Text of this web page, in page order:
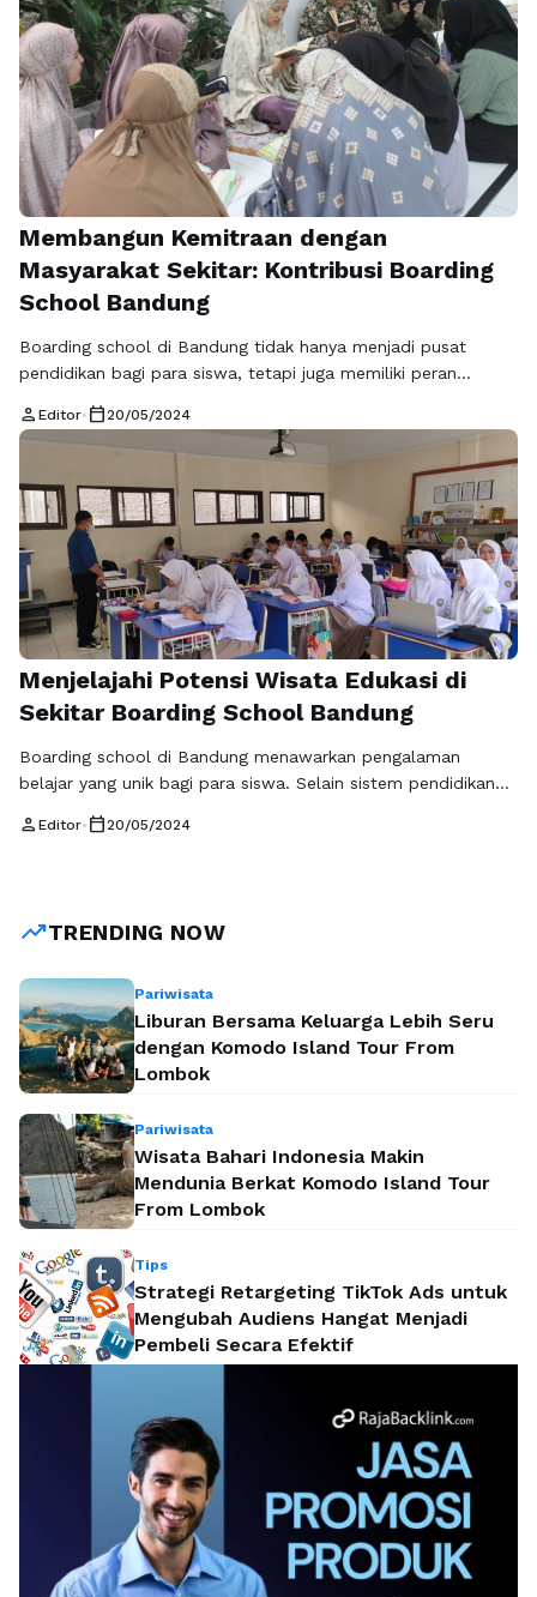
Membangun Kemitraan dengan
Masyarakat Sekitar: Kontribusi Boarding
School Bandung
Boarding school di Bandung tidak hanya menjadi pusat
pendidikan bagi para siswa, tetapi juga memiliki peran
sekitar. Melalui berbagai inisiatif dan program, boarding
school di Bandung dapat berkontribusi secara positif
terhadap lingkungan sekitar dan menciptakan hubungan yang
harmonis dengan masyarakat setempat. Salah satu
kontribusi utama boarding school di Bandung …Baca
Selengkapnya
person Editor• calendar_today 20/05/2024
Menjelajahi Potensi Wisata Edukasi di
Sekitar Boarding School Bandung
Boarding school di Bandung menawarkan pengalaman
belajar yang unik bagi para siswa. Selain sistem pendidikan
memberikan akses yang nyaman bagi siswa untuk menjelajahi
tinggal di …Baca Selengkapnya
person Editor• calendar_today 20/05/2024
trending_upTRENDING NOW
Pariwisata
Liburan Bersama Keluarga Lebih Seru
dengan Komodo Island Tour From
Lombok
Pariwisata
Wisata Bahari Indonesia Makin
Mendunia Berkat Komodo Island Tour
From Lombok
Tips
Strategi Retargeting TikTok Ads untuk
Mengubah Audiens Hangat Menjadi
Pembeli Secara Efektif